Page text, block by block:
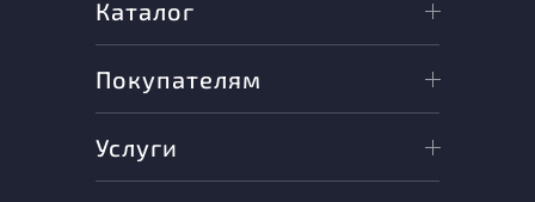
Каталог
Покупателям
Услуги